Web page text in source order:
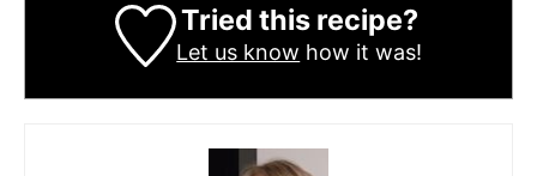
Tried this recipe?
Let us know how it was!